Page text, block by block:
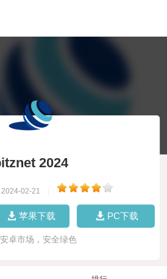
2024
2024-02-21
苹果下载 PC下载
安卓市场，安全绿色